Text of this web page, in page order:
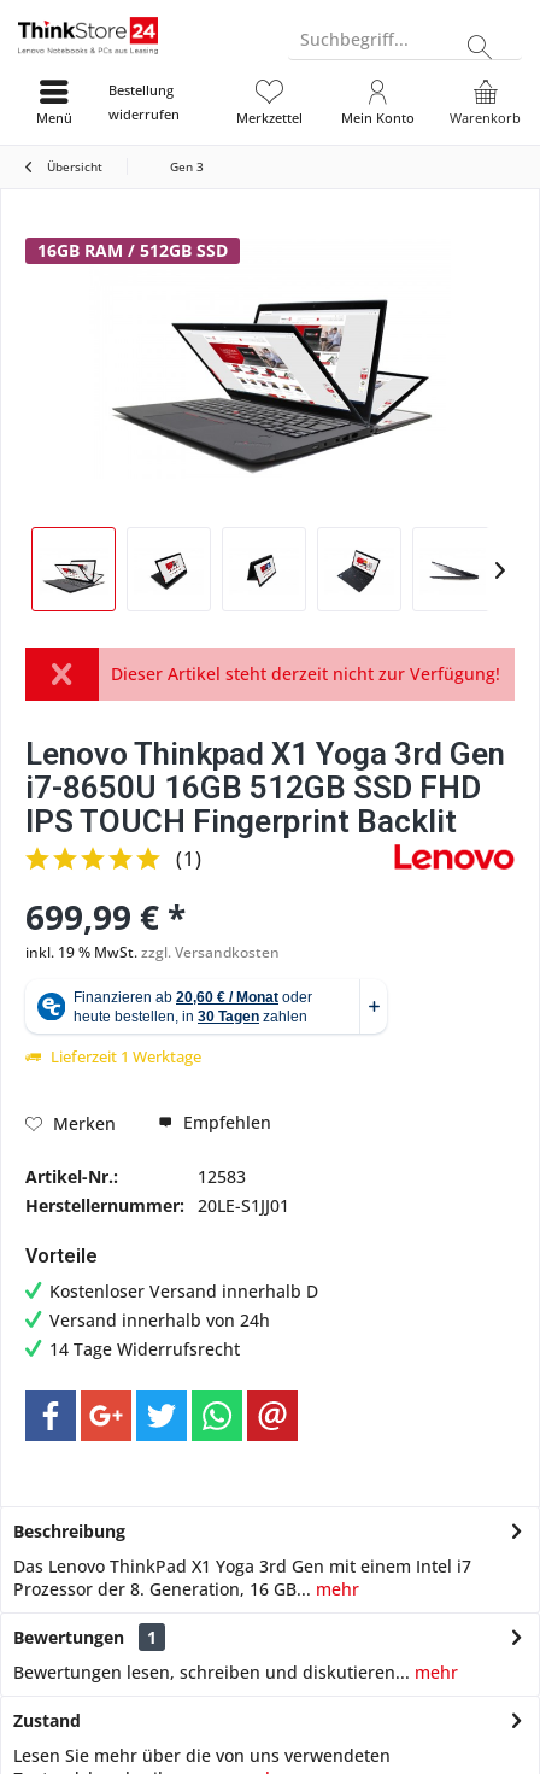
Suchbegriff...
Bestellung
widerrufen
Warenkorb
Merkzettel Mein Konto
Menü
Übersicht Gen 3
16GB RAM / 512GB SSD
Dieser Artikel steht derzeit nicht zur Verfügung!
Lenovo Thinkpad X1 Yoga 3rd Gen
i7-8650U 16GB 512GB SSD FHD
IPS TOUCH Fingerprint Backlit
(1)
699,99 € *
inkl. 19 % MwSt.zzgl. Versandkosten
Lieferzeit 1 Werktage
Merken Empfehlen
Artikel-Nr.:
12583
Herstellernummer: 20LE-S1JJ01
Vorteile
Kostenloser Versand innerhalb D
Versand innerhalb von 24h
14 Tage Widerrufsrecht
Beschreibung
Das Lenovo ThinkPad X1 Yoga 3rd Gen mit einem Intel i7
Prozessor der 8. Generation, 16 GB... mehr
Bewertungen
1
Bewertungen lesen, schreiben und diskutieren... mehr
Zustand
Lesen Sie mehr über die von uns verwendeten